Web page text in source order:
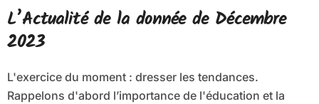
L’Actualité de la donnée de Décembre
2023
L'exercice du moment : dresser les tendances.
Rappelons d'abord l’importance de l'éducation et la